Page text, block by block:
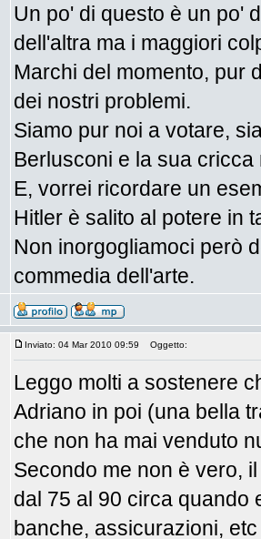
Un po' di questo è un po'
dell'altra ma i maggiori
Marchi del momento, pur
dei nostri problemi.
Siamo pur noi a votare,
Berlusconi e la sua
E, vorrei ricordare un
Hitler è salito al potere in
Non inorgogliamoci però
commedia dell'arte.
Inviato: 04 Mar 2010 09:59 Oggetto:
Leggo molti a sostenere
Adriano in poi (una bella
che non ha mai venduto
Secondo me non è vero,
dal 75 al 90 circa quando
banche, assicurazioni,